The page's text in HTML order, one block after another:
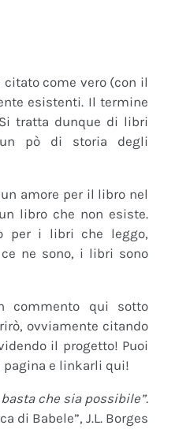
come vero (con il
esistenti. Il termine
tratta dunque di libri
un pò di storia degli
amore per il libro nel
libro che non esiste.
per i libri che leggo,
ne sono, i libri sono
commento qui sotto
ovviamente citando
il progetto! Puoi
pagina e linkarli qui!
che sia possibile”.
di Babele”, J.L. Borges